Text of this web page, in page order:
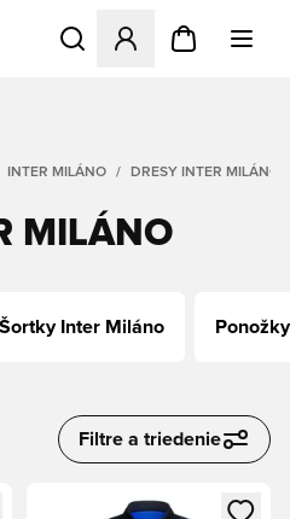
Otvorí modál na
INTER MILÁNO DRESY INTER MILÁNO
MILÁNO
Šortky Inter Miláno
Filtre a triedenie
alebo registráciu ako člen
Otvorí modál na prihlásenie